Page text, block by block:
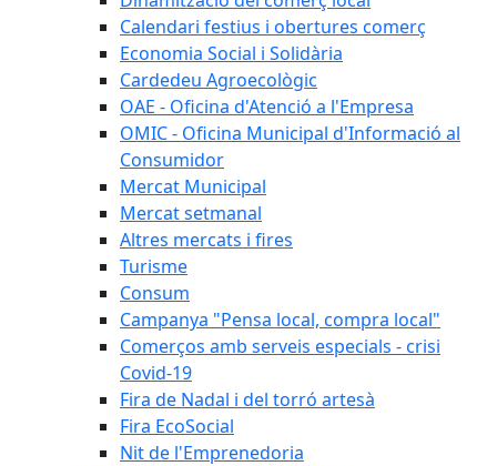
Calendari festius i obertures comerç
Economia Social i Solidària
Cardedeu Agroecològic
OAE - Oficina d'Atenció a l'Empresa
OMIC - Oficina Municipal d'Informació al
Consumidor
Mercat Municipal
Mercat setmanal
Altres mercats i fires
Turisme
Consum
Campanya "Pensa local, compra local"
Comerços amb serveis especials - crisi
Covid-19
Fira de Nadal i del torró artesà
Fira EcoSocial
Nit de l'Emprenedoria